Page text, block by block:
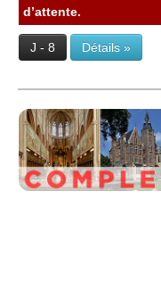
d’attente.
J - 8 Détails »